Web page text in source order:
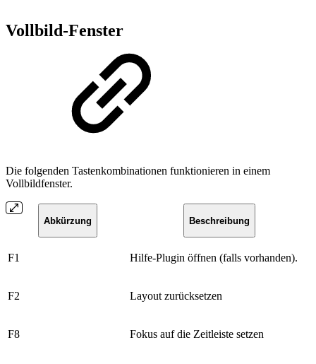
Vollbild-Fenster
Die folgenden Tastenkombinationen funktionieren in einem
Vollbildfenster.
Abkürzung Beschreibung
​F1 ​Hilfe-Plugin öffnen (falls vorhanden).
​F2 ​Layout zurücksetzen
​F8 ​Fokus auf die Zeitleiste setzen